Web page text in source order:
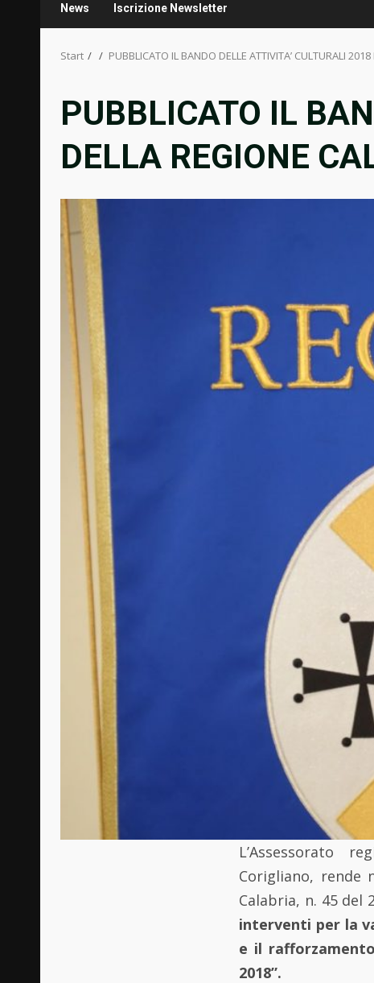
News Iscrizione Newsletter
Start PUBBLICATO IL BANDO DELLE ATTIVITA’ CULTURALI
PUBBLICATO IL
DELLA REGIONE
L’Assessorato
Corigliano, rende
Calabria, n. 45 del
interventi per la
e il
2018”.